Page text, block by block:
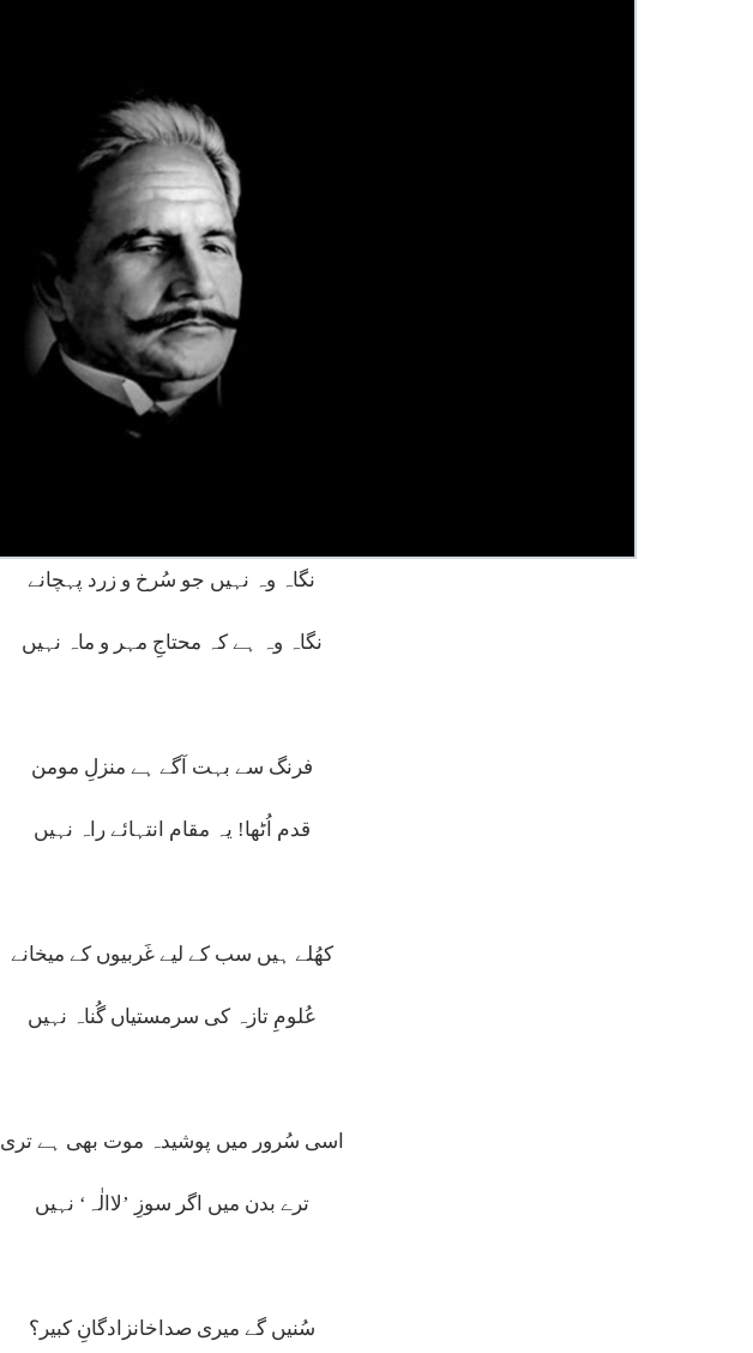
نگاہ وہ نہیں جو سُرخ و زرد پہچانے
نگاہ وہ ہے کہ محتاجِ مہر و ماہ نہیں
فرنگ سے بہت آگے ہے منزلِ مومن
قدم اُٹھا! یہ مقام انتہائے راہ نہیں
کھُلے ہیں سب کے لیے غَربیوں کے میخانے
عُلومِ تازہ کی سرمستیاں گُناہ نہیں
اسی سُرور میں پوشیدہ موت بھی ہے تری
ترے بدن میں اگر سوزِ ’لاالٰہ‘ نہیں
سُنیں گے میری صداخانزادگانِ کبیر؟